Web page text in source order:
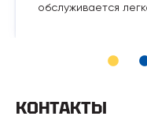
обслуживается
КОНТАКТЫ